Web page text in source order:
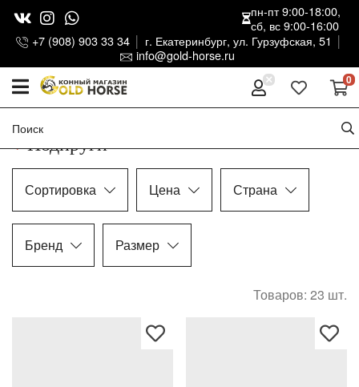
+7 (908) 903 33 34
г. Екатеринбург, ул. Гурзуфская, 51
info@gold-horse.ru
пн-пт 9:00-18:00,
сб, вс 9:00-16:00
0
Подпруги
Сортировка Цена Страна
Бренд Размер
Товаров: 23 шт.